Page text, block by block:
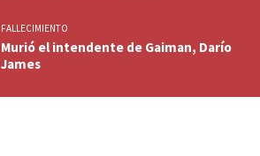
FALLECIMIENTO
Murió el intendente de Gaiman, Darío
James